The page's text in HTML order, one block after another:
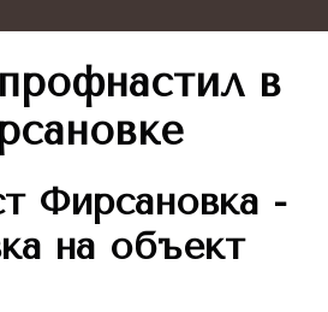
в
Фирсановка -
на объект